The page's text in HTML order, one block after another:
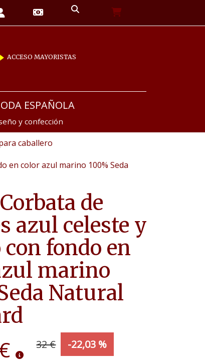
ACCESO MAYORISTAS
ESPAÑOLA
y confección
caballero
en color azul marino 100% Seda
de
azul celeste y
fondo en
marino
Natural
32 € -22,03 %